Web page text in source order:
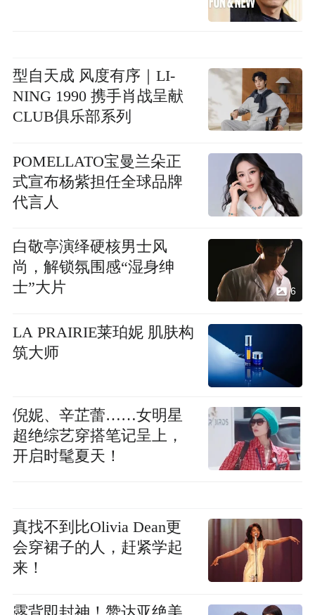
型自天成 风度有序｜LI-
NING 1990 携手肖战呈献
CLUB俱乐部系列
POMELLATO宝曼兰朵正
式宣布杨紫担任全球品牌
代言人
白敬亭演绎硬核男士风
尚，解锁氛围感“湿身绅
士”大片
6
LA PRAIRIE莱珀妮 肌肤构
筑大师
倪妮、辛芷蕾……女明星
超绝综艺穿搭笔记呈上，
开启时髦夏天！
真找不到比Olivia Dean更
会穿裙子的人，赶紧学起
来！